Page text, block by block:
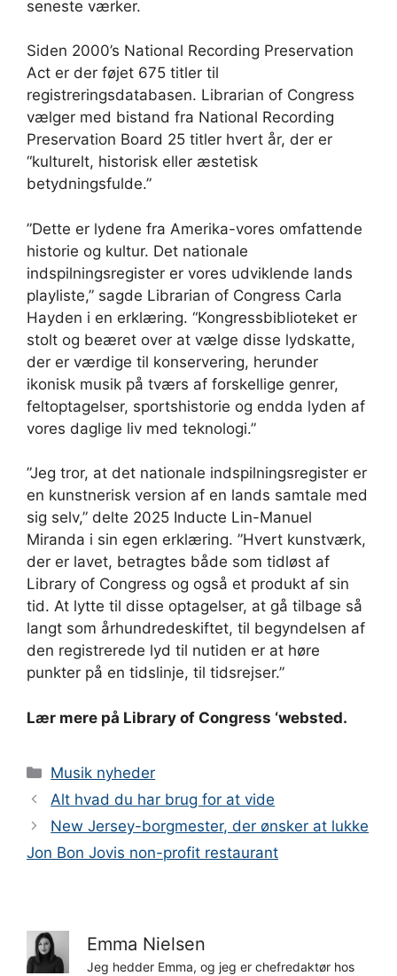
seneste værker.
Siden 2000’s National Recording Preservation
Act er der føjet 675 titler til
registreringsdatabasen. Librarian of Congress
vælger med bistand fra National Recording
Preservation Board 25 titler hvert år, der er
“kulturelt, historisk eller æstetisk
betydningsfulde.”
”Dette er lydene fra Amerika-vores omfattende
historie og kultur. Det nationale
indspilningsregister er vores udviklende lands
playliste,” sagde Librarian of Congress Carla
Hayden i en erklæring. “Kongressbiblioteket er
stolt og beæret over at vælge disse lydskatte,
der er værdige til konservering, herunder
ikonisk musik på tværs af forskellige genrer,
feltoptagelser, sportshistorie og endda lyden af ​​
vores daglige liv med teknologi.”
”Jeg tror, ​​at det nationale indspilningsregister er
en kunstnerisk version af en lands samtale med
sig selv,” delte 2025 Inducte Lin-Manuel
Miranda i sin egen erklæring. ”Hvert kunstværk,
der er lavet, betragtes både som tidløst af
Library of Congress og også et produkt af sin
tid. At lytte til disse optagelser, at gå tilbage så
langt som århundredeskiftet, til begyndelsen af ​​
den registrerede lyd til nutiden er at høre
punkter på en tidslinje, til tidsrejser.”
Lær mere på Library of Congress ‘websted.
Kategorier
Musik nyheder
Alt hvad du har brug for at vide
New Jersey-borgmester, der ønsker at lukke
Jon Bon Jovis non-profit restaurant
Emma Nielsen
Jeg hedder Emma, og jeg er chefredaktør hos